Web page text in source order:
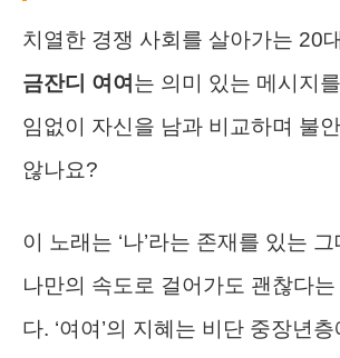
치열한 경쟁 사회를 살아가는 20
금잔디 여여 는 의미 있는 메시지
임없이 자신을 남과 비교하며 불
않나요?
이 노래는 ‘나’라는 존재를 있는
나만의 속도로 걸어가도 괜찮다는
다. ‘여여’의 지혜는 비단 중장년